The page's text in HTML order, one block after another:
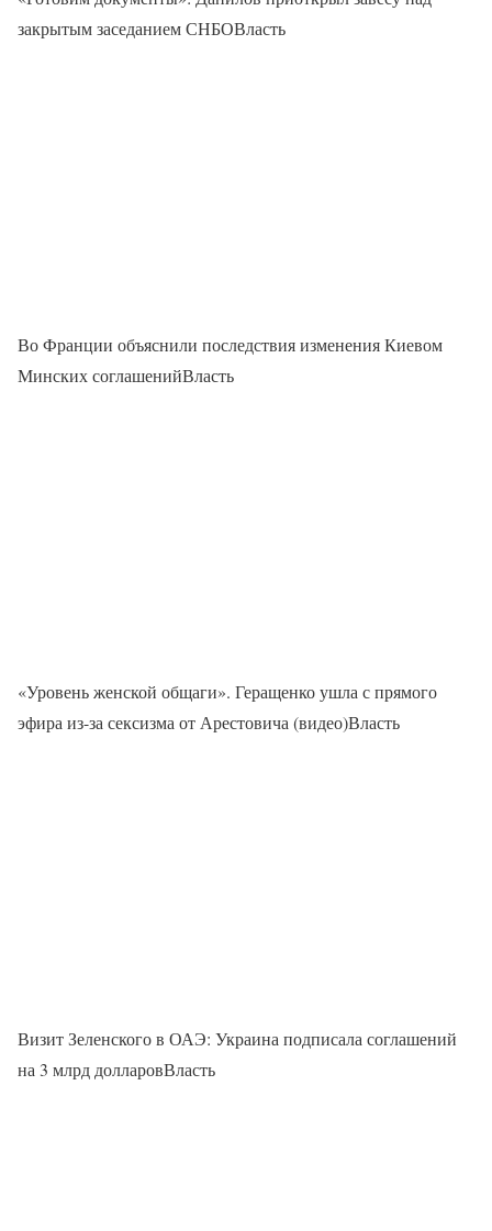
закрытым заседанием СНБОВласть
Во Франции объяснили последствия изменения Киевом
Минских соглашенийВласть
«Уровень женской общаги». Геращенко ушла с прямого
эфира из-за сексизма от Арестовича (видео)Власть
Визит Зеленского в ОАЭ: Украина подписала соглашений
на 3 млрд долларовВласть